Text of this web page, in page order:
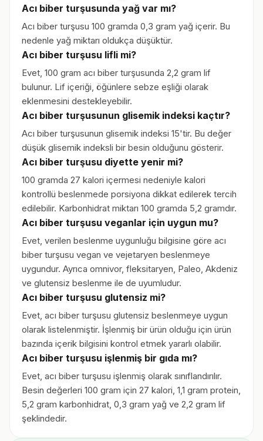
Acı biber turşusunda yağ var mı?
Acı biber turşusu 100 gramda 0,3 gram yağ içerir. Bu
nedenle yağ miktarı oldukça düşüktür.
Acı biber turşusu lifli mi?
Evet, 100 gram acı biber turşusunda 2,2 gram lif
bulunur. Lif içeriği, öğünlere sebze eşliği olarak
eklenmesini destekleyebilir.
Acı biber turşusunun glisemik indeksi kaçtır?
Acı biber turşusunun glisemik indeksi 15'tir. Bu değer
düşük glisemik indeksli bir besin olduğunu gösterir.
Acı biber turşusu diyette yenir mi?
100 gramda 27 kalori içermesi nedeniyle kalori
kontrollü beslenmede porsiyona dikkat edilerek tercih
edilebilir. Karbonhidrat miktarı 100 gramda 5,2 gramdır.
Acı biber turşusu veganlar için uygun mu?
Evet, verilen beslenme uygunluğu bilgisine göre acı
biber turşusu vegan ve vejetaryen beslenmeye
uygundur. Ayrıca omnivor, fleksitaryen, Paleo, Akdeniz
ve glutensiz beslenme ile de uyumludur.
Acı biber turşusu glutensiz mi?
Evet, acı biber turşusu glutensiz beslenmeye uygun
olarak listelenmiştir. İşlenmiş bir ürün olduğu için ürün
bazında içerik bilgisini kontrol etmek yararlı olabilir.
Acı biber turşusu işlenmiş bir gıda mı?
Evet, acı biber turşusu işlenmiş olarak sınıflandırılır.
Besin değerleri 100 gram için 27 kalori, 1,1 gram protein,
5,2 gram karbonhidrat, 0,3 gram yağ ve 2,2 gram lif
şeklindedir.